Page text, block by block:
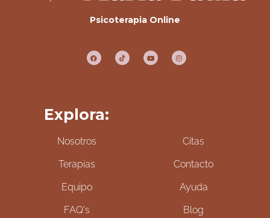
Psicoterapia Online
Explora:
Nosotros
Terapias
Equipo
FAQ's
Citas
Contacto
Ayuda
Blog